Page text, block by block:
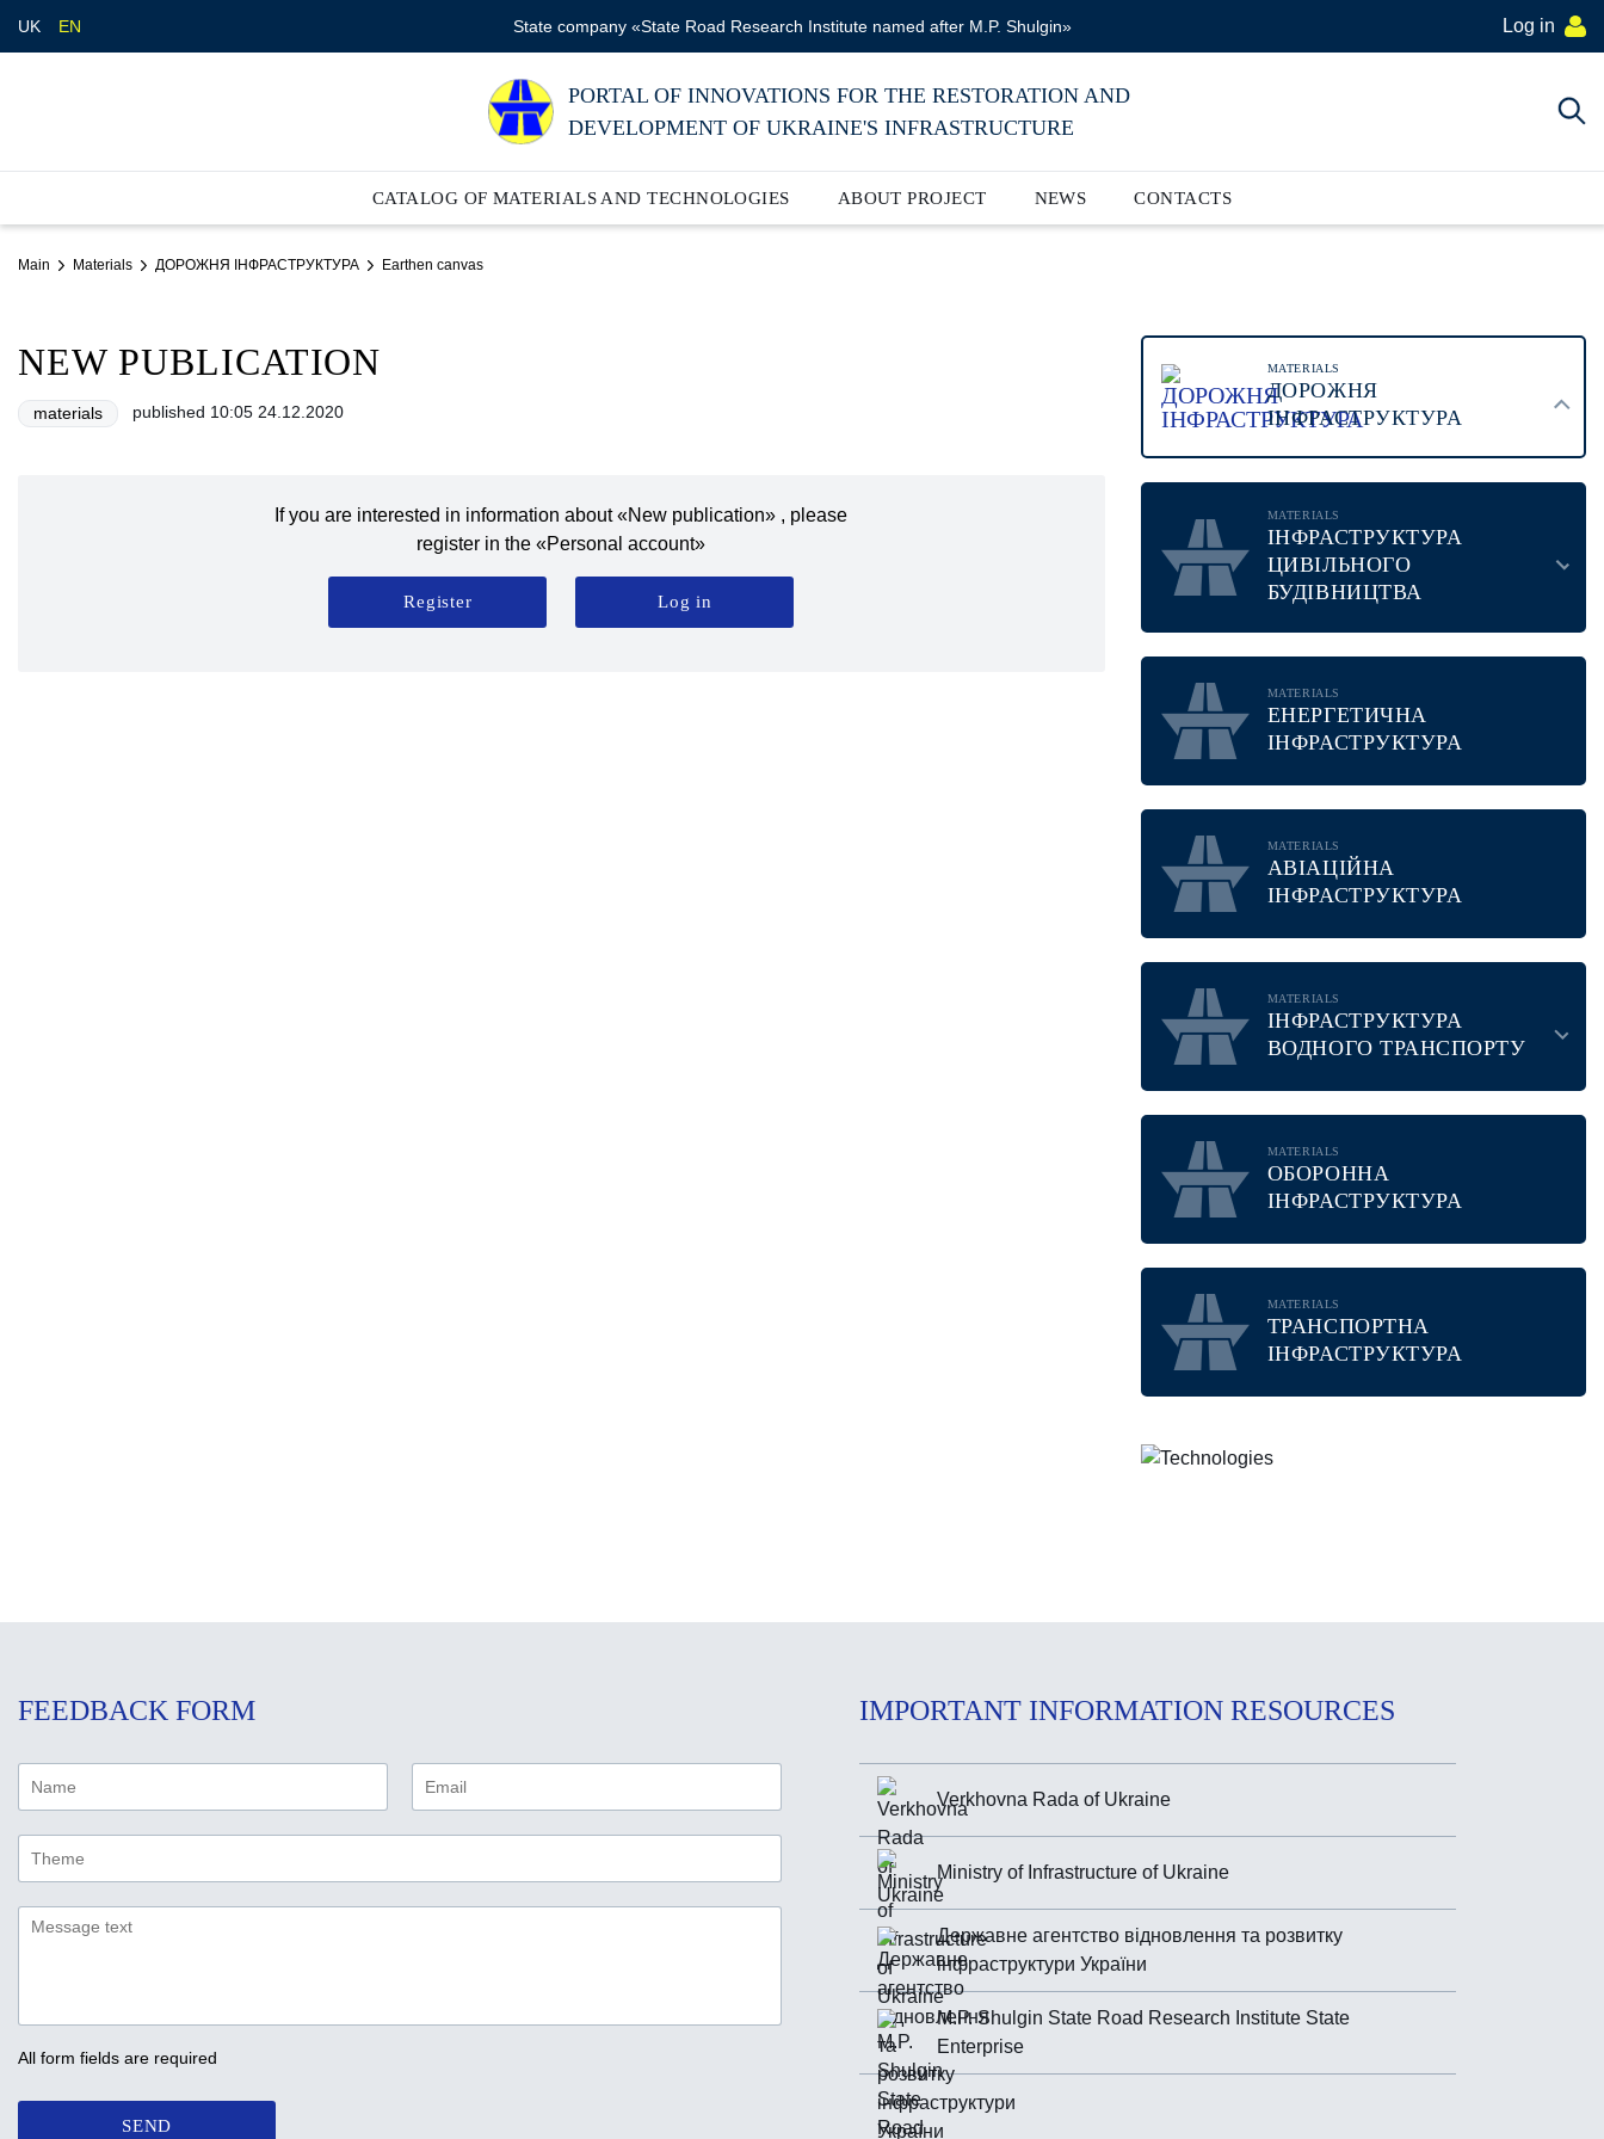
UK EN State company «State Road Research Institute named after M.P. Shulgin» Log in
PORTAL OF INNOVATIONS FOR THE RESTORATION AND
DEVELOPMENT OF UKRAINE'S INFRASTRUCTURE
CATALOG OF MATERIALS AND TECHNOLOGIES ABOUT PROJECT NEWS CONTACTS
Main Materials ДОРОЖНЯ ІНФРАСТРУКТУРА Earthen canvas
NEW PUBLICATION
materials published 10:05 24.12.2020
If you are interested in information about «New publication» , please
register in the «Personal account»
Register Log in
MATERIALS
ДОРОЖНЯ
ІНФРАСТРУКТУРА
MATERIALS
ІНФРАСТРУКТУРА
ЦИВІЛЬНОГО
БУДІВНИЦТВА
MATERIALS
ЕНЕРГЕТИЧНА
ІНФРАСТРУКТУРА
MATERIALS
АВІАЦІЙНА
ІНФРАСТРУКТУРА
MATERIALS
ІНФРАСТРУКТУРА
ВОДНОГО ТРАНСПОРТУ
MATERIALS
ОБОРОННА
ІНФРАСТРУКТУРА
MATERIALS
ТРАНСПОРТНА
ІНФРАСТРУКТУРА
FEEDBACK FORM
All form fields are required
SEND
IMPORTANT INFORMATION RESOURCES
Verkhovna Rada of Ukraine
Ministry of Infrastructure of Ukraine
Державне агентство відновлення та розвитку
інфраструктури України
M.P. Shulgin State Road Research Institute State
Enterprise